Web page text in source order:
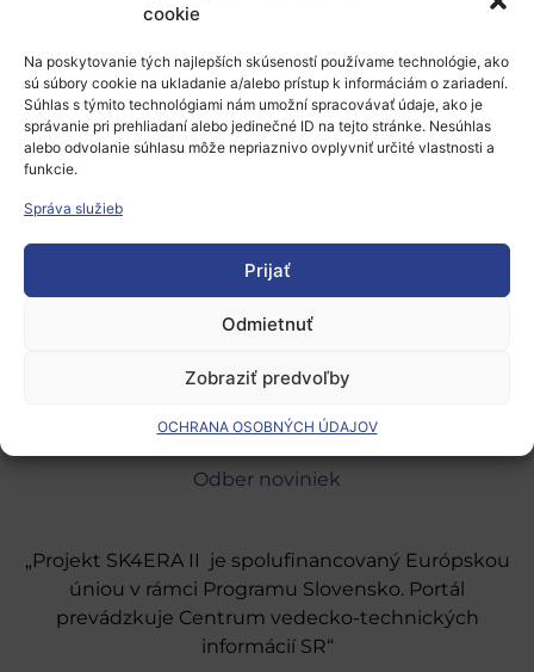
cookie
Na poskytovanie tých najlepších skúseností používame technológie, ako
sú súbory cookie na ukladanie a/alebo prístup k informáciám o zariadení.
Súhlas s týmito technológiami nám umožní spracovávať údaje, ako je
správanie pri prehliadaní alebo jedinečné ID na tejto stránke. Nesúhlas
alebo odvolanie súhlasu môže nepriaznivo ovplyvniť určité vlastnosti a
funkcie.
Správa služieb
Prijať
Odmietnuť
Zobraziť predvoľby
OCHRANA OSOBNÝCH ÚDAJOV
Pridaj komentár
Prepáčte, ale pred zanechaním komentára sa musíte
prihlásiť.
Európsky výskumný priestor
Podporné schémy a služby
Grantové programy pre výskum
Odber noviniek
„Projekt SK4ERA II je spolufinancovaný Európskou
úniou v rámci Programu Slovensko. Portál
prevádzkuje Centrum vedecko-technických
informácií SR“